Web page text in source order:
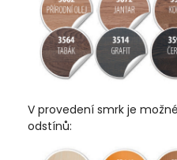
V provedení smrk je
odstínů: